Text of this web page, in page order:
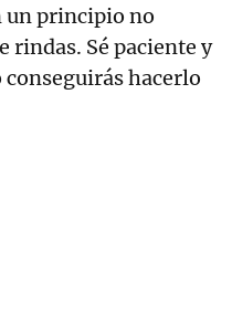
un principio no
rindas. Sé paciente y
hacerlo